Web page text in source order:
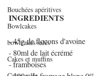
Bouchées apéritives
Bowlcakes
bowlcakes salés
Cakes et muffins
INGREDIENTS
- 45g de flocons d'avoine
- 80ml de lait écrémé
- framboises